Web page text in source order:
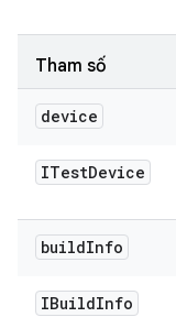
Tham số
device
ITestDevice
buildInfo
IBuildInfo